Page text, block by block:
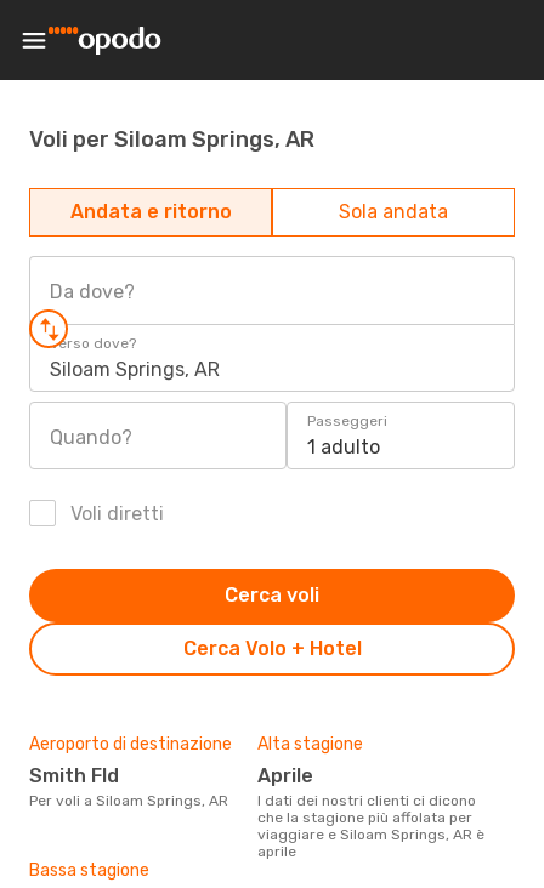
Voli per Siloam Springs, AR
Andata e ritorno Sola andata
Da dove?
Verso dove?
Siloam Springs, AR
Quando?
Passeggeri
1 adulto
Voli diretti
Cerca Volo + Hotel
Cerca voli
Aeroporto di destinazione
Smith Fld
Per voli a Siloam Springs, AR
Alta stagione
aprile
I dati dei nostri clienti ci dicono
che la stagione più affolata per
viaggiare e Siloam Springs, AR è
aprile
Bassa stagione